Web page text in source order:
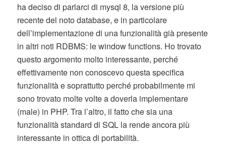
ha deciso di parlarci di mysql 8, la versione più
recente del noto database, e in particolare
dell’implementazione di una funzionalità già presente
in altri noti RDBMS: le window functions. Ho trovato
questo argomento molto interessante, perché
effettivamente non conoscevo questa specifica
funzionalità e soprattutto perché probabilmente mi
sono trovato molte volte a doverla implementare
(male) in PHP. Tra l’altro, il fatto che sia una
funzionalità standard di SQL la rende ancora più
interessante in ottica di portabilità.